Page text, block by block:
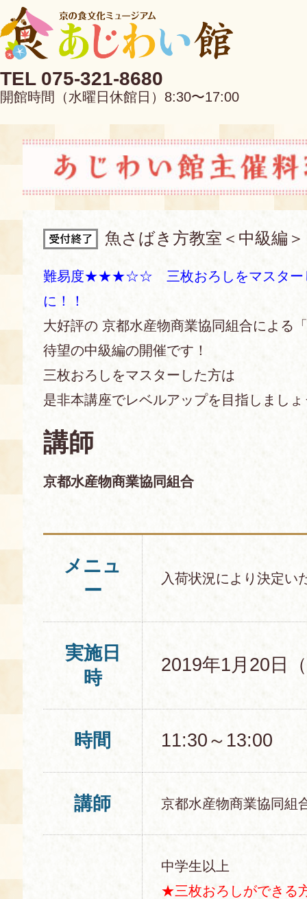
TEL 075-321-8680
開館時間（水曜日休館日）8:30〜17:00
EN 中文
当館について
あじわい館とは
京の食文化について
アクセス
FAQ
料理教室
募集中の教室
キャンセル・ご変更
食の海援隊・陸援隊 会員限定
お土産コーナー
レンタル
備品リスト
空き状況・ご予約
使用料・お支払い方法
団体向け見学・体験
食の語り部の部屋
展示見学
講演会付き料理教室
あじわい館弁当
魚さばき方教室＜中級編＞
難易度★★★☆☆ 三枚おろしをマスター
に！！
大好評の 京都水産物商業協同組合による
待望の中級編の開催です！
三枚おろしをマスターした方は
是非本講座でレベルアップを目指しましょ
講師
京都水産物商業協同組合
メニュ
ー
入荷状況により決定い
実施日
時
2019年1月20日
時間 11:30～13:00
講師 京都水産物商業協同組
中学生以上
★三枚おろしができる